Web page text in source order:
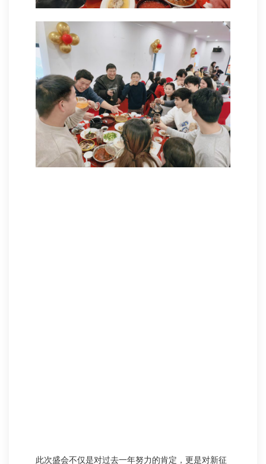
此次盛会不仅是对过去一年努力的肯定，更是对新征